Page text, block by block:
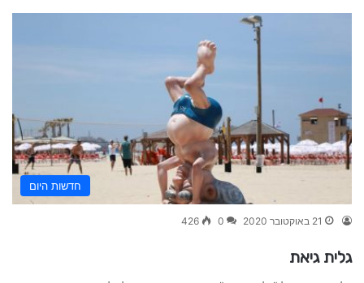
חדשות היום
21 באוקטובר 2020 0
426
גלית גיאת